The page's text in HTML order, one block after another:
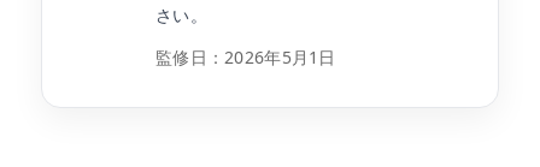
さい。
監修日： 2026年5月1日